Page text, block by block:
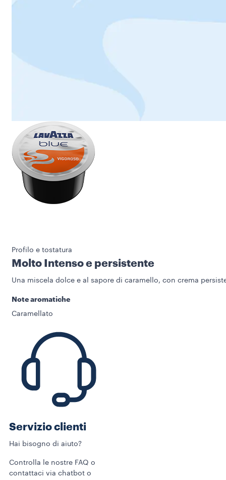
Profilo e tostatura
Molto Intenso e persistente
Una miscela dolce e al sapore di caramello, con crema
Note aromatiche
Caramellato
Servizio clienti
Hai bisogno di aiuto?
Controlla le nostre FAQ o
contattaci via chatbot o